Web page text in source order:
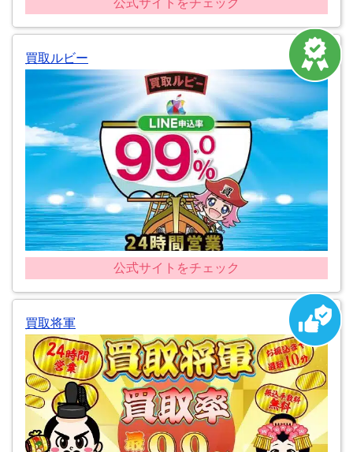
公式サイトをチェック
買取ルビー
公式サイトをチェック
買取将軍